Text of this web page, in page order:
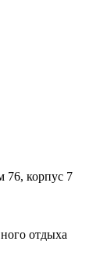
76, корпус 7
отдыха